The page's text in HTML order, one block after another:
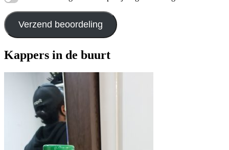
Verzend beoordeling
Kappers in de buurt